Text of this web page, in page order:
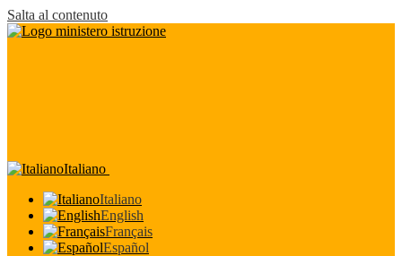
Salta al contenuto
Italiano
Italiano
English
Français
Español